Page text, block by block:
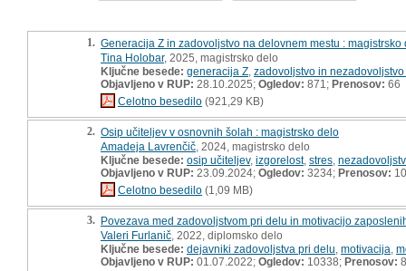
1. Generacija Z in zadovoljstvo na delovnem mestu : magistrsko
Tina Holobar, 2025, magistrsko delo
Ključne besede: generacija Z zadovoljstvo in
Objavljeno v RUP: 28.10.2025; Ogledov: 871; Prenosov: 66
Celotno besedilo (921,29 KB)
2. Osip učiteljev v osnovnih šolah : magistrsko delo
Amadeja Lavrenčič , 2024, magistrsko delo
Ključne besede: osip učiteljev, izgorelost, stres
Objavljeno v RUP: 23.09.2024; Ogledov: 3234; Prenosov:
Celotno besedilo (1,09 MB)
3. Povezava med zadovoljstvom pri delu in motivacijo
Valeri Furlanič , 2022, diplomsko delo
Ključne besede: dejavniki zadovoljstva pri delu motivacija
Objavljeno v RUP: 01.07.2022; Ogledov: 10338; Prenosov: